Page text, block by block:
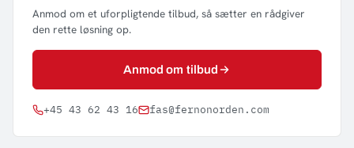
Anmod om et uforpligtende tilbud, så sætter en rådgiver
den rette løsning op.
Anmod om tilbud
+45 43 62 43 16 fas@fernonorden.com